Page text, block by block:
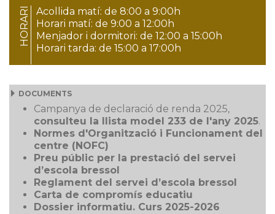
HORARI
Acollida matí: de 8:00 a 9:00h
Horari matí: de 9:00 a 12:00h
Menjador i dormitori: de 12:00 a 15:00h
Horari tarda: de 15:00 a 17:00h
DOCUMENTS
Campanya de declaració de renda 2025,
consulteu la llista model 233 de l'any 2025.
Normes d'Organització i Funcionament del
centre (NOFC)
Preu públic per la prestació del servei
d’escola bressol
Reglament del servei d’escola bressol
Carta de compromís educatiu
Dossier informatiu. Curs 2025-2026